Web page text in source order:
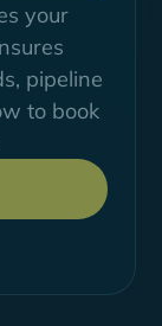
your
pipeline
to book